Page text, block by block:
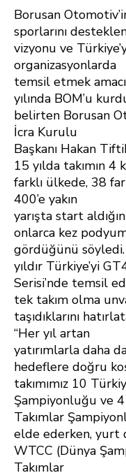
Borusan
sporlarını
vizyonu ve
organizasyonlarda
temsil etmek
yılında BOM’u
belirten Borusan
İcra Kurulu
Başkanı Hakan
15 yılda takımın 4
farklı ülkede, 38
400’e yakın
yarışta start
onlarca kez
gördüğünü söyledi.
yıldır Türkiye’yi
Serisi’nde temsil
tek takım olma
taşıdıklarını
“Her yıl artan
yatırımlarla daha
hedeflere doğru
takımımız 10
Şampiyonluğu ve 4
Takımlar
elde ederken, yurt
WTCC (Dünya
Takımlar